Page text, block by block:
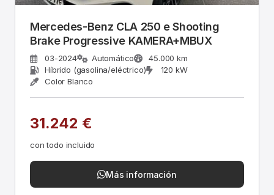
Mercedes-Benz CLA 250 e Shooting
Brake Progressive KAMERA+MBUX
03-2024 Automático
45.000 km
Híbrido (gasolina/eléctrico)
120 kW
Color Blanco
31.242 €
con todo incluido
Más información